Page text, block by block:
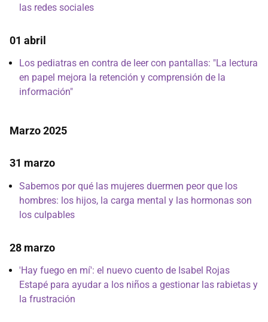
las redes sociales
01 abril
Los pediatras en contra de leer con pantallas: "La lectura
en papel mejora la retención y comprensión de la
información"
Marzo 2025
31 marzo
Sabemos por qué las mujeres duermen peor que los
hombres: los hijos, la carga mental y las hormonas son
los culpables
28 marzo
'Hay fuego en mí': el nuevo cuento de Isabel Rojas
Estapé para ayudar a los niños a gestionar las rabietas y
la frustración